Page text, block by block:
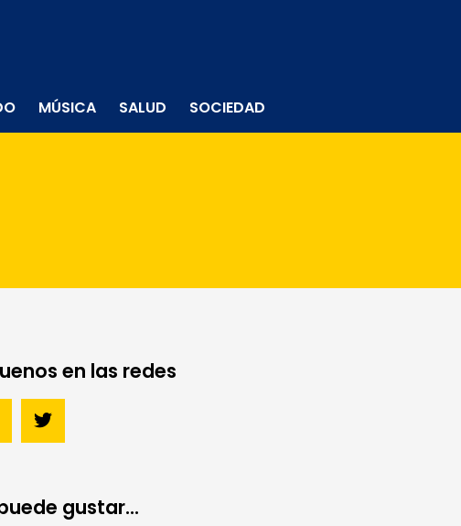
MÚSICA SALUD SOCIEDAD
en las redes
gustar...